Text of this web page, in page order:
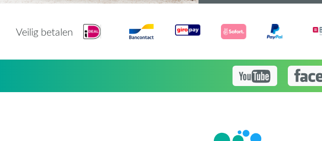
Veilig betalen